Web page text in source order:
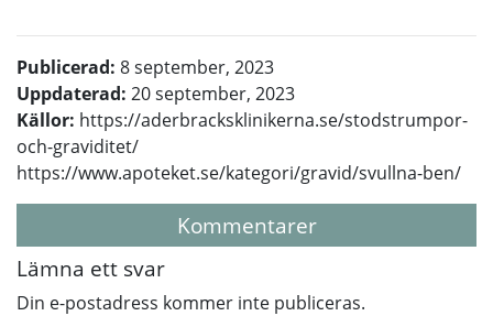
Publicerad: 8 september, 2023
Uppdaterad: 20 september, 2023
Källor: https://aderbracksklinikerna.se/stodstrumpor-
och-graviditet/
https://www.apoteket.se/kategori/gravid/svullna-ben/
Kommentarer
Lämna ett svar
Din e-postadress kommer inte publiceras.